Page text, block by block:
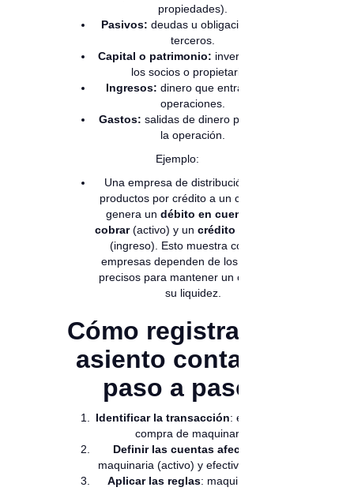
propiedades).
Pasivos: deudas u obligaciones con
terceros.
Capital o patrimonio: inversiones de
los socios o propietarios.
Ingresos: dinero que entra por las
operaciones.
Gastos: salidas de dinero para cubrir
la operación.
Ejemplo:
Una empresa de distribución vende
productos por crédito a un cliente. Se
genera un débito en cuentas por
cobrar(activo) y un crédito en ventas
(ingreso). Esto muestra cómo las
empresas dependen de los registros
precisos para mantener un control de
su liquidez.
Cómo registrar un
asiento contable
paso a paso
Identificar la transacción: ejemplo, la
compra de maquinaria.
Definir las cuentas afectadas
maquinaria (activo) y efectivo (activo).
Aplicar las reglas: maquinaria se